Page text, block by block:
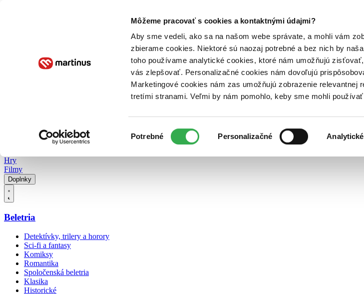
Môžeme pracovať s cookies a kontaktnými údajmi?
Aby sme vedeli, ako sa na našom webe správate, a mohli vám
zbierame cookies. Niektoré sú naozaj potrebné a bez nich by
toho používame analytické cookies, ktoré nám umožňujú
vás zlepšovať. Personalizačné cookies nám dovoľujú
Marketingové cookies nám zas umožňujú zobrazenie relevantnej
tretími stranami. Veľmi by nám pomohlo, keby sme mohli
súhlasu
Potrebné Personalizačné Analytické
Poukážky Kontakt
Hry
Filmy
Doplnky
Beletria
Detektívky, trilery a horory
Sci-fi a fantasy
Komiksy
Romantika
Spoločenská beletria
Klasika
Historické